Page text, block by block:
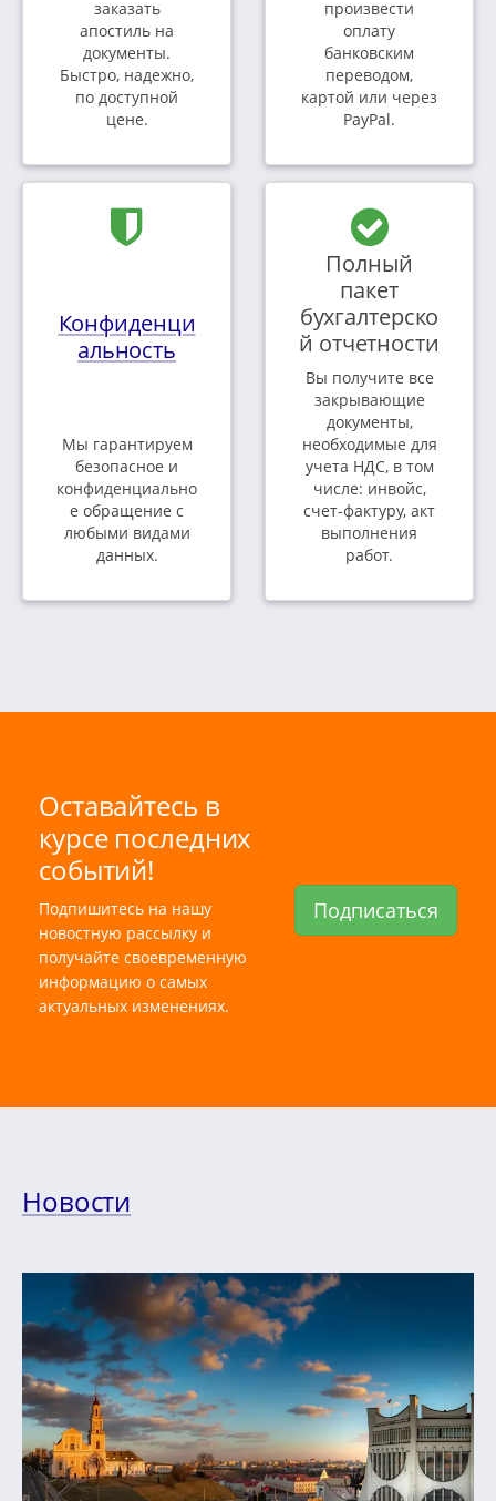
заказать
апостиль на
документы.
Быстро, надежно,
по доступной
цене.
произвести
оплату
банковским
переводом,
картой или через
PayPal.
Конфиденци
альность
Мы гарантируем
безопасное и
конфиденциально
е обращение с
любыми видами
данных.
Полный
пакет
бухгалтерско
й отчетности
Вы получите все
закрывающие
документы,
необходимые для
учета НДС, в том
числе: инвойс,
счет-фактуру, акт
выполнения
работ.
Оставайтесь в
курсе последних
событий!
Подпишитесь на нашу
новостную рассылку и
получайте своевременную
информацию о самых
актуальных изменениях.
Подписаться
Новости